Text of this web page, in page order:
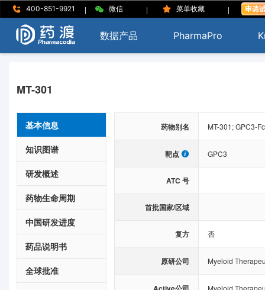
400-851-9921 | 微信 | 菜单收藏 |
数据产品 PharmaPro
MT-301
基本信息
知识图谱
研发概述
药物生命周期
中国研发进度
药品说明书
全球批准
药物别名 MT-301; GPC3-
靶点 GPC3
ATC 号
首批国家/区域
复方 否
原研公司 Myeloid
Myeloid